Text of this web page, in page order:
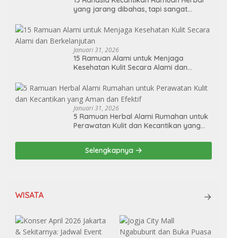
yang jarang dibahas, tapi sangat
Januari 31, 2026
15 Ramuan Alami untuk Menjaga
Kesehatan Kulit Secara Alami dan
Januari 31, 2026
5 Ramuan Herbal Alami Rumahan untuk
Perawatan Kulit dan Kecantikan yang
Selengkapnya
WISATA